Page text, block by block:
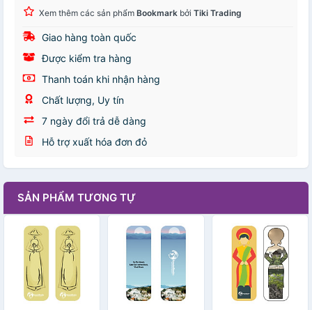
Xem thêm các sản phẩm Bookmark bởi Tiki Trading
Giao hàng toàn quốc
Được kiểm tra hàng
Thanh toán khi nhận hàng
Chất lượng, Uy tín
7 ngày đổi trả dễ dàng
Hỗ trợ xuất hóa đơn đỏ
SẢN PHẨM TƯƠNG TỰ